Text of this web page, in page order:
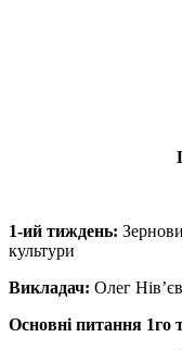
1-ий тиждень:
культури
Викладач: Олег
Основні питання 1го